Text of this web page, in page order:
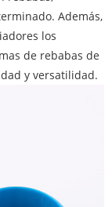
Además,
los
de rebabas de
y versatilidad.